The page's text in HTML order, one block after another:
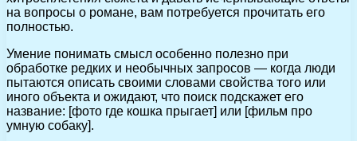
на вопросы о романе, вам потребуется прочитать его
полностью.
Умение понимать смысл особенно полезно при
обработке редких и необычных запросов — когда люди
пытаются описать своими словами свойства того или
иного объекта и ожидают, что поиск подскажет его
название: [фото где кошка прыгает] или [фильм про
умную собаку].